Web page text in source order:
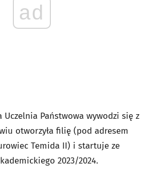
ad
Państwowa wywodzi się z
otworzyła filię (pod adresem
Temida II) i startuje ze
2023/2024.